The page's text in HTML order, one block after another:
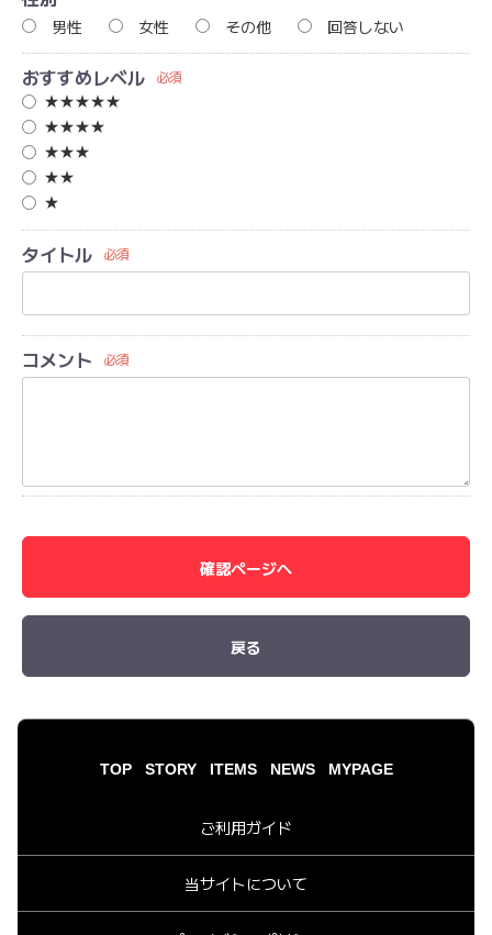
男性 女性 その他 回答しない
おすすめレベル 必須
★★★★★
★★★★
★★★
★★
★
タイトル 必須
コメント 必須
確認ページへ
戻る
TOP STORY ITEMS NEWS MYPAGE
ご利用ガイド
当サイトについて